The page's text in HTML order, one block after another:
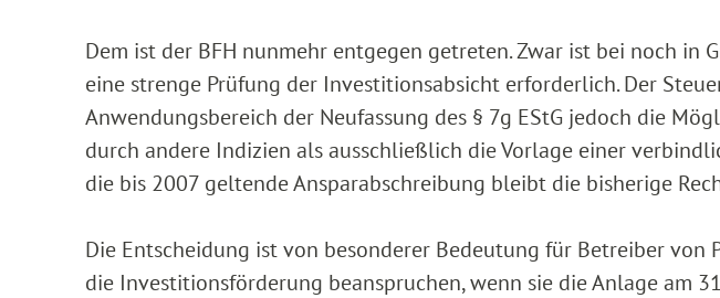
Dem ist der BFH nunmehr entgegen getreten. Zwar ist bei noch in
eine strenge Prüfung der Investitionsabsicht erforderlich. Der
Anwendungsbereich der Neufassung des § 7g EStG jedoch die
durch andere Indizien als ausschließlich die Vorlage einer
die bis 2007 geltende Ansparabschreibung bleibt die bisherige
Die Entscheidung ist von besonderer Bedeutung für Betreiber von
die Investitionsförderung beanspruchen, wenn sie die Anlage am